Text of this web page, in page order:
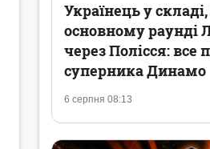
6 серпня 08:13
Українець у
основному раунді
через Полісся: все
суперника Динамо